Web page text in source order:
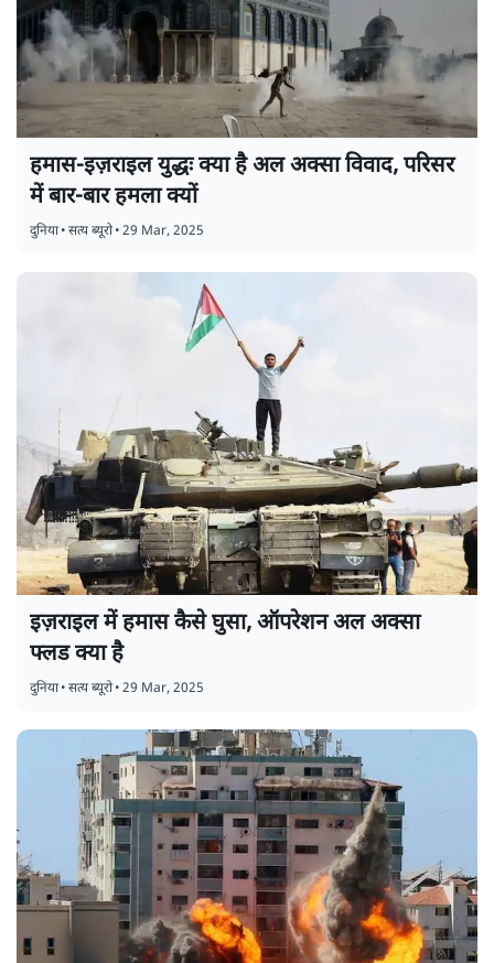
हमास-इज़राइल युद्धः क्या है अल अक्सा विवाद, परिसर
में बार-बार हमला क्यों
दुनिया•सत्य ब्यूरो•29 Mar, 2025
इज़राइल में हमास कैसे घुसा, ऑपरेशन अल अक्सा
फ्लड क्या है
दुनिया•सत्य ब्यूरो•29 Mar, 2025